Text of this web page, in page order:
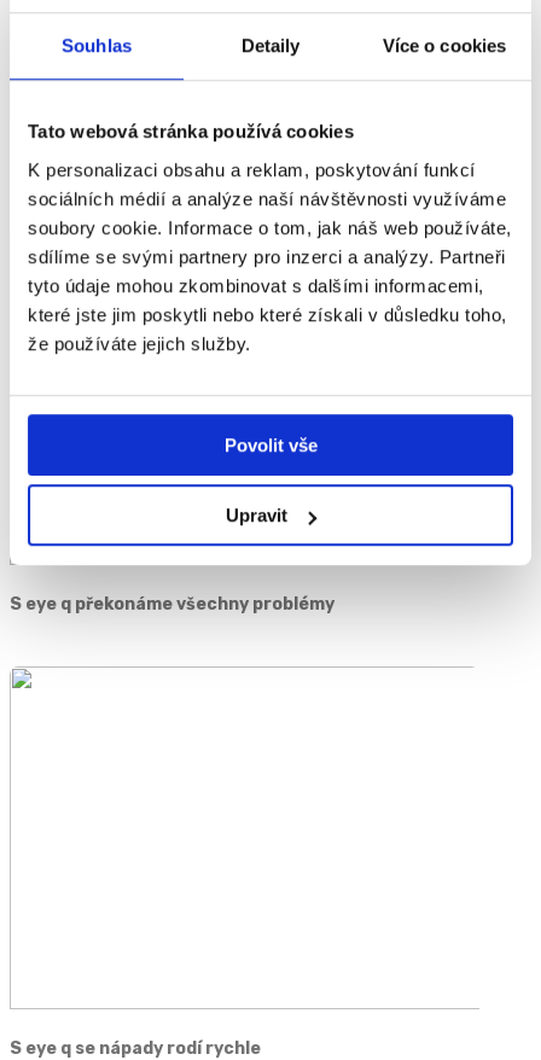
Souhlas Detaily Více o cookies
Tato webová stránka používá cookies
K personalizaci obsahu a reklam, poskytování funkcí
sociálních médií a analýze naší návštěvnosti využíváme
soubory cookie. Informace o tom, jak náš web používáte,
sdílíme se svými partnery pro inzerci a analýzy. Partneři
tyto údaje mohou zkombinovat s dalšími informacemi,
které jste jim poskytli nebo které získali v důsledku toho,
že používáte jejich služby.
Povolit vše
Upravit
S eye q je vždy pohoda a veselo
S eye q překonáme všechny problémy
S eye q se nápady rodí rychle